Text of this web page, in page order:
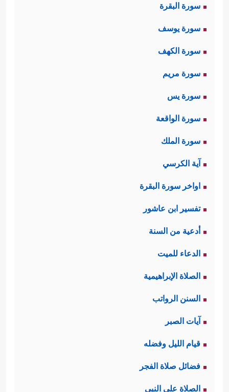
سورة البقرة
سورة يوسف
سورة الكهف
سورة مريم
سورة يس
سورة الواقعة
سورة الملك
آية الكرسي
اواخر سورة البقرة
تفسير ابن عاشور
أدعية من السنة
الدعاء للميت
الصلاة الإبراهيمية
السنن الرواتب
آيات الصبر
قيام الليل وفضله
فضائل صلاة الفجر
الصلاة على النبي